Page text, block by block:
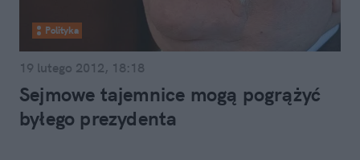
Polityka
19 lutego 2012, 18:18
Sejmowe tajemnice mogą pogrążyć
byłego prezydenta